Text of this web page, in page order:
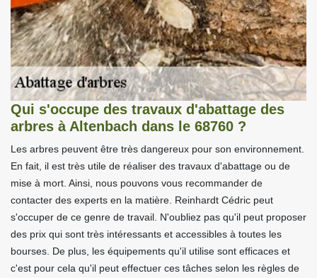
Qui s'occupe des travaux d'abattage des
arbres à Altenbach dans le 68760 ?
Les arbres peuvent être très dangereux pour son environnement.
En fait, il est très utile de réaliser des travaux d'abattage ou de
mise à mort. Ainsi, nous pouvons vous recommander de
contacter des experts en la matière. Reinhardt Cédric peut
s'occuper de ce genre de travail. N'oubliez pas qu'il peut proposer
des prix qui sont très intéressants et accessibles à toutes les
bourses. De plus, les équipements qu'il utilise sont efficaces et
c'est pour cela qu'il peut effectuer ces tâches selon les règles de